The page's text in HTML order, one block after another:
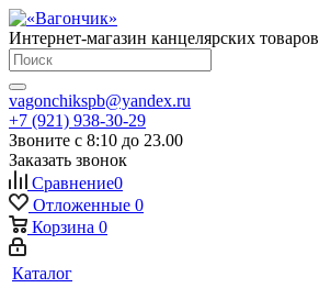
Интернет-магазин канцелярских товаров
vagonchikspb@yandex.ru
+7 (921) 938-30-29
Звоните с 8:10 до 23.00
Заказать звонок
Сравнение0
Отложенные 0
Корзина 0
Каталог